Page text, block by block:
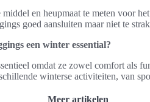
en heupmaat te meten voor
goed aansluiten maar niet te
een winter essential?
omdat ze zowel comfort als
winterse activiteiten, van
Meer artikelen